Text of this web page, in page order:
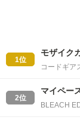
1位
モザイク
コードギア
2位
マイペー
BLEACH